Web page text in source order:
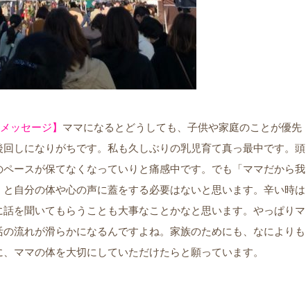
ッセージ】 ママになるとどうしても、子供や家庭のことが優先
しになりがちです。私も久しぶりの乳児育て真っ最中です。頭
ースが保てなくなっていりと痛感中です。でも「ママだから我
自分の体や心の声に蓋をする必要はないと思います。辛い時は
話を聞いてもらうことも大事なことかなと思います。やっぱりマ
流れが滑らかになるんですよね。家族のためにも、なによりも
ママの体を大切にしていただけたらと願っています。